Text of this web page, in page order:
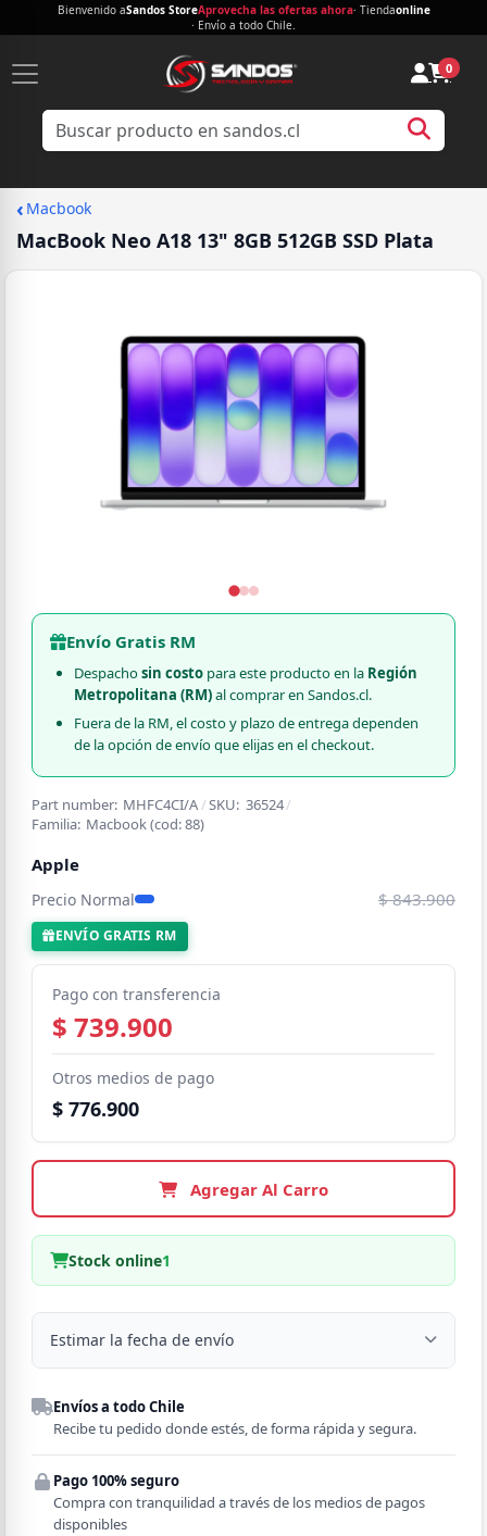
Bienvenido aSandos StoreAprovecha las ofertas ahora· Tiendaonline
· Envío a todo Chile.
0
‹ Macbook
MacBook Neo A18 13" 8GB 512GB SSD Plata
Envío Gratis RM
Despachosin costopara este producto en la Región
Metropolitana (RM)al comprar en Sandos.cl.
Fuera de la RM, el costo y plazo de entrega dependen
de la opción de envío que elijas en el checkout.
Part number: MHFC4CI/A/SKU: 36524/
Familia: Macbook(cod:88)
Apple
Precio Normal $ 843.900
ENVÍO GRATIS RM
Pago con transferencia
$ 739.900
Otros medios de pago
$ 776.900
Agregar Al Carro
Stock online1
Estimar la fecha de envío
Despacho a domicilio
Región
Comuna
Envíos a todo Chile
Recibe tu pedido donde estés, de forma rápida y segura.
Pago 100% seguro
Compra con tranquilidad a través de los medios de pagos
disponibles